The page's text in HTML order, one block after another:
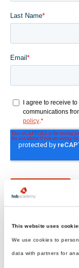
This website uses
We use cookies to
data with partners for